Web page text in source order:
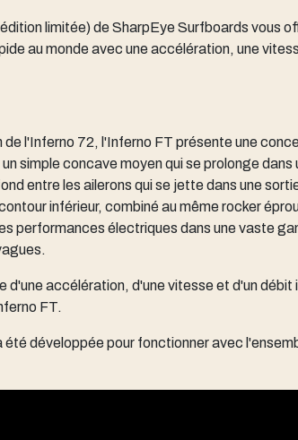
limitée) de SharpEye Surfboards vous
au monde avec une accélération, une
de l'Inferno 72, l'Inferno FT présente une
simple concave moyen qui se prolonge dans
entre les ailerons qui se jette dans une
inférieur, combiné au même rocker
performances électriques dans une vaste
d'une accélération, d'une vitesse et d'un débit
FT.
développée pour fonctionner avec